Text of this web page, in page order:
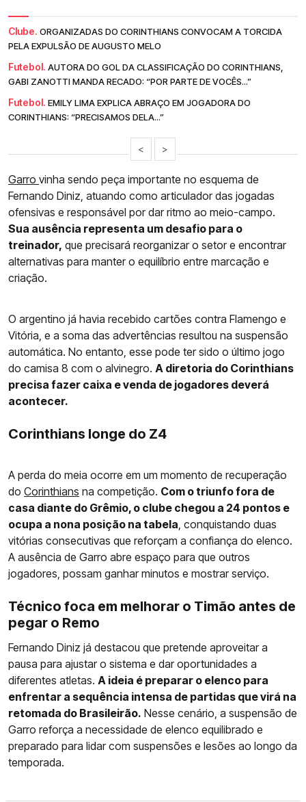
Clube. ORGANIZADAS DO CORINTHIANS CONVOCAM A TORCIDA
PELA EXPULSÃO DE AUGUSTO MELO
Futebol. AUTORA DO GOL DA CLASSIFICAÇÃO DO CORINTHIANS,
GABI ZANOTTI MANDA RECADO: “POR PARTE DE VOCÊS...”
Futebol. EMILY LIMA EXPLICA ABRAÇO EM JOGADORA DO
CORINTHIANS: “PRECISAMOS DELA...”
< >
Garro vinha sendo peça importante no esquema de
Fernando Diniz, atuando como articulador das jogadas
ofensivas e responsável por dar ritmo ao meio-campo.
Sua ausência representa um desafio para o
treinador, que precisará reorganizar o setor e encontrar
alternativas para manter o equilíbrio entre marcação e
criação.
O argentino já havia recebido cartões contra Flamengo e
Vitória, e a soma das advertências resultou na suspensão
automática. No entanto, esse pode ter sido o último jogo
do camisa 8 com o alvinegro. A diretoria do Corinthians
precisa fazer caixa e venda de jogadores deverá
acontecer.
Corinthians longe do Z4
A perda do meia ocorre em um momento de recuperação
do Corinthians na competição. Com o triunfo fora de
casa diante do Grêmio, o clube chegou a 24 pontos e
ocupa a nona posição na tabela , conquistando duas
vitórias consecutivas que reforçam a confiança do elenco.
A ausência de Garro abre espaço para que outros
jogadores, possam ganhar minutos e mostrar serviço.
Técnico foca em melhorar o Timão antes de
pegar o Remo
Fernando Diniz já destacou que pretende aproveitar a
pausa para ajustar o sistema e dar oportunidades a
diferentes atletas. A ideia é preparar o elenco para
enfrentar a sequência intensa de partidas que virá na
retomada do Brasileirão. Nesse cenário, a suspensão de
Garro reforça a necessidade de elenco equilibrado e
preparado para lidar com suspensões e lesões ao longo da
temporada.